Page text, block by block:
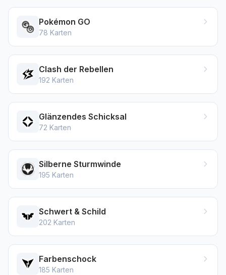
Pokémon GO
78 Karten
Clash der Rebellen
192 Karten
Glänzendes Schicksal
72 Karten
Silberne Sturmwinde
195 Karten
Schwert & Schild
202 Karten
Farbenschock
185 Karten